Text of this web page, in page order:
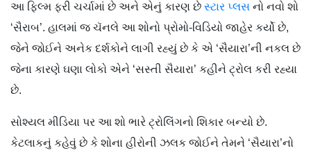
આ ફિલ્મ ફરી ચર્ચામાં છે અને એનું કારણ છે સ્ટાર પ્લસ નો નવો શો
‘સૈરાબ’. હાલમાં જ ચૅનલે આ શોનો પ્રોમો-વિડિયો જાહેર કર્યો છે,
જેને જોઈને અનેક દર્શકોને લાગી રહ્યું છે કે એ ‘સૈયારા’ની નકલ છે
જેના કારણે ઘણા લોકો એને ‘સસ્તી સૈયારા’ કહીને ટ્રોલ કરી રહ્યા
છે.
સોશ્યલ મીડિયા પર આ શો ભારે ટ્રોલિંગનો શિકાર બન્યો છે.
કેટલાકનું કહેવું છે કે શોના હીરોની ઝલક જોઈને તેમને ‘સૈયારા’નો